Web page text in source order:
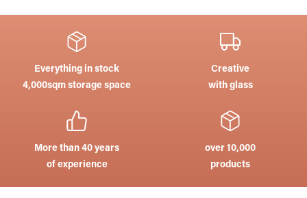
Everything in stock
4,000sqm storage space
Creative
with glass
More than 40 years
of experience
over 10,000
products